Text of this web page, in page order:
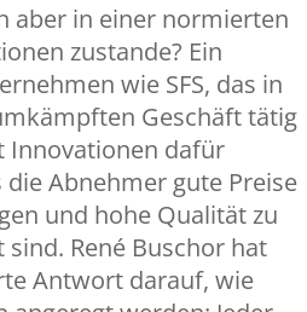
aber in einer normierten
zustande? Ein
wie SFS, das in
Geschäft tätig
Innovationen dafür
die Abnehmer gute Preise
und hohe Qualität zu
sind. René Buschor hat
Antwort darauf, wie